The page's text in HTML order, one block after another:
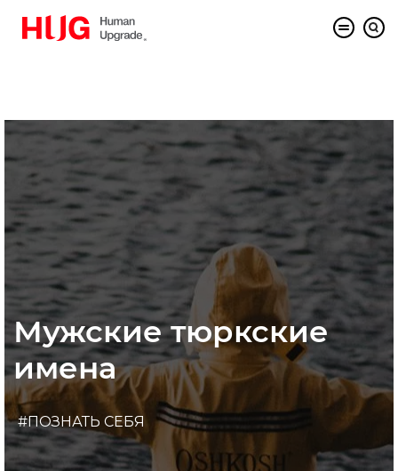
Мужские тюркские
имена
#ПОЗНАТЬ СЕБЯ